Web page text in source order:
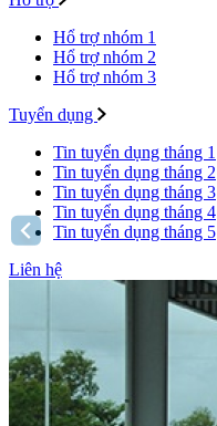
Hổ trợ nhóm 1
Hổ trợ nhóm 2
Hổ trợ nhóm 3
Tuyển dụng
Tin tuyển dụng tháng 1
Tin tuyển dụng tháng 2
Tin tuyển dụng tháng 3
Tin tuyển dụng tháng 4
Tin tuyển dụng tháng 5
Liên hệ